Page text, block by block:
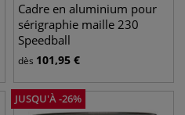
Cadre en aluminium pour
sérigraphie maille 230
Speedball
dès 101,95 €
JUSQU'À-26%